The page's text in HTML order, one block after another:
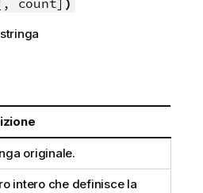
count] )
stringa
originale.
intero che definisce la